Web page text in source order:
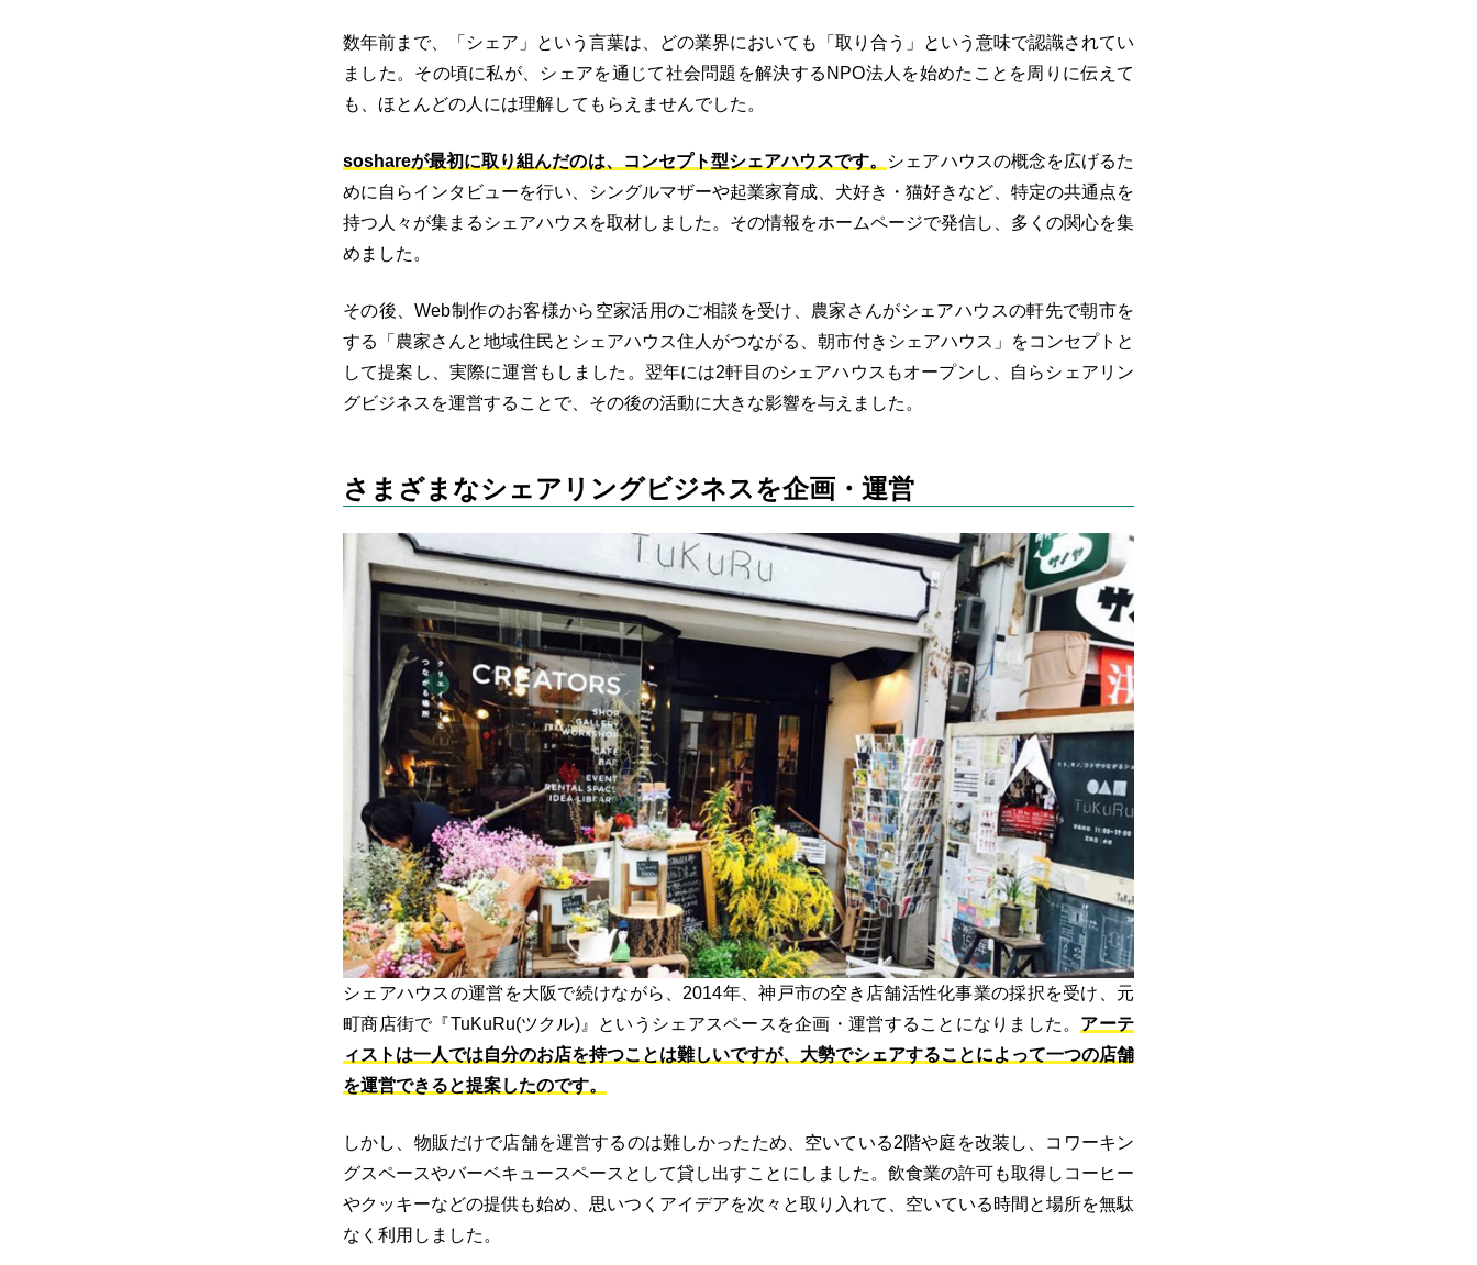
数年前まで、「シェア」という言葉は、どの業界においても「取り合う」という意味で認識されてい
ました。その頃に私が、シェアを通じて社会問題を解決するNPO法人を始めたことを周りに伝えて
も、ほとんどの人には理解してもらえませんでした。
soshareが最初に取り組んだのは、コンセプト型シェアハウスです。 シェアハウスの概念を広げるた
めに自らインタビューを行い、シングルマザーや起業家育成、犬好き・猫好きなど、特定の共通点を
持つ人々が集まるシェアハウスを取材しました。その情報をホームページで発信し、多くの関心を集
めました。
その後、Web制作のお客様から空家活用のご相談を受け、農家さんがシェアハウスの軒先で朝市を
する「農家さんと地域住民とシェアハウス住人がつながる、朝市付きシェアハウス」をコンセプトと
して提案し、実際に運営もしました。翌年には2軒目のシェアハウスもオープンし、自らシェアリン
グビジネスを運営することで、その後の活動に大きな影響を与えました。
さまざまなシェアリングビジネスを企画・運営
シェアハウスの運営を大阪で続けながら、2014年、神戸市の空き店舗活性化事業の採択を受け、元
町商店街で『TuKuRu(ツクル)』というシェアスペースを企画・運営することになりました。 アーテ
ィストは一人では自分のお店を持つことは難しいですが、大勢でシェアすることによって一つの店舗
を運営できると提案したのです。
しかし、物販だけで店舗を運営するのは難しかったため、空いている2階や庭を改装し、コワーキン
グスペースやバーベキュースペースとして貸し出すことにしました。飲食業の許可も取得しコーヒー
やクッキーなどの提供も始め、思いつくアイデアを次々と取り入れて、空いている時間と場所を無駄
なく利用しました。